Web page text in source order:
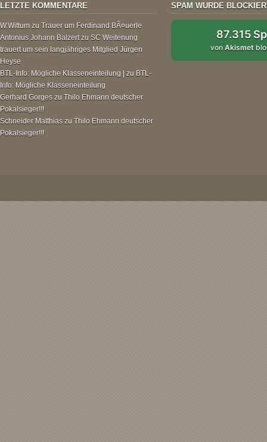
LETZTE KOMMENTARE
W.Wittum zu Trauer um Ferdinand BÃ¤uerle
Antonius Johann Balzertzu SC Weitenung
trauert um sein langjähriges Mitglied Jürgen
Heyse
BTL-Info: Mögliche Klasseneinteilung | zu BTL-
Info: Mögliche Klasseneinteilung
Gerhard Gorges zu Thilo Ehmann deutscher
Pokalsieger!!!
Schneider Matthias zu Thilo Ehmann deutscher
Pokalsieger!!!
SPAM WURDE
87.315
vonAkismet